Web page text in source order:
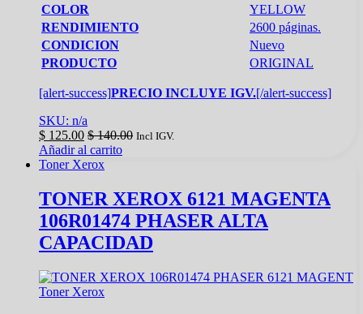
COLOR
YELLOW
RENDIMIENTO
2600 páginas.
CONDICION
Nuevo
PRODUCTO
ORIGINAL
[alert-success]PRECIO INCLUYE IGV.[/alert-success]
SKU: n/a
$ 125.00 $140.00 Incl IGV.
Añadir al carrito
Toner Xerox
TONER XEROX 6121 MAGENTA
106R01474 PHASER ALTA
CAPACIDAD
Toner Xerox